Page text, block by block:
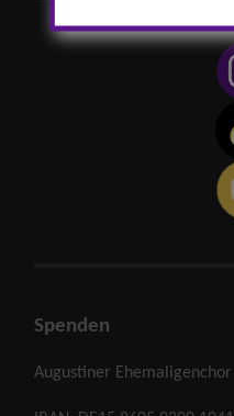
Spenden
Augustiner Ehemaligenchor